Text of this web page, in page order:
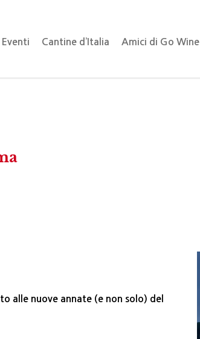
Eventi Cantine d’Italia Amici di Go Wine
alle nuove annate (e non solo) del